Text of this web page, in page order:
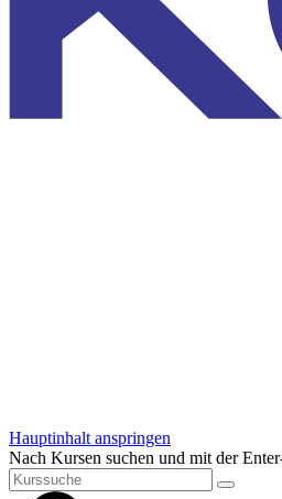
Hauptinhalt anspringen
Nach Kursen suchen und mit der